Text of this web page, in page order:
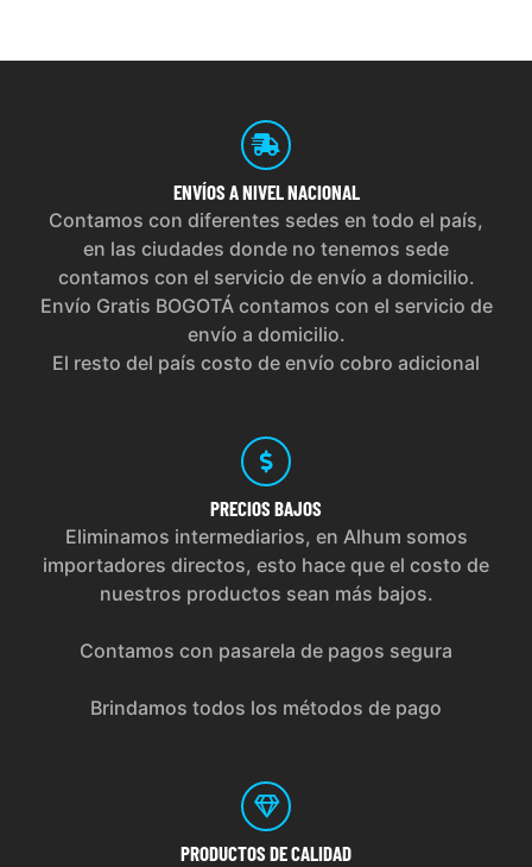
ENVÍOS A NIVEL NACIONAL
Contamos con diferentes sedes en todo el país,
en las ciudades donde no tenemos sede
contamos con el servicio de envío a domicilio.
Envío Gratis BOGOTÁ contamos con el servicio de
envío a domicilio.
El resto del país costo de envío cobro adicional
PRECIOS BAJOS
Eliminamos intermediarios, en Alhum somos
importadores directos, esto hace que el costo de
nuestros productos sean más bajos.
Contamos con pasarela de pagos segura
Brindamos todos los métodos de pago
PRODUCTOS DE CALIDAD